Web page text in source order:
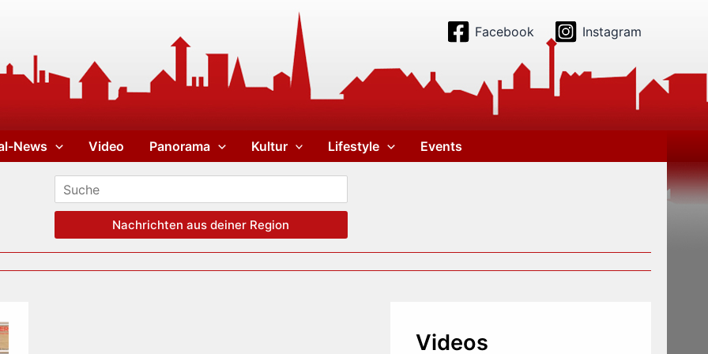
Facebook Instagram
News Video Panorama Kultur Lifestyle Events
Nachrichten aus deiner Region
Videos